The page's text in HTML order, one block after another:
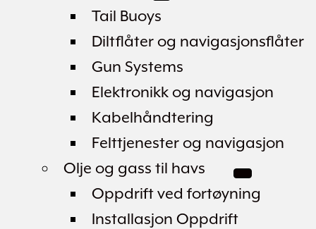
Tail Buoys
Diltflåter og navigasjonsflåter
Gun Systems
Elektronikk og navigasjon
Kabelhåndtering
Felttjenester og navigasjon
Olje og gass til havs
Oppdrift ved fortøyning
Installasjon Oppdrift